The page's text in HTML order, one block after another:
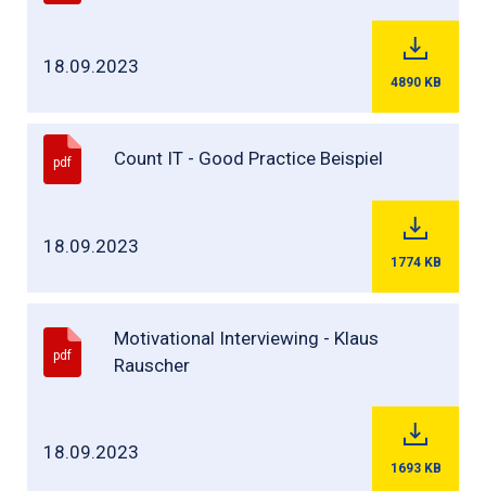
18.09.2023
4890 KB
pdf Count IT - Good Practice Beispiel
18.09.2023
1774 KB
pdf
Motivational Interviewing - Klaus
Rauscher
18.09.2023
1693 KB